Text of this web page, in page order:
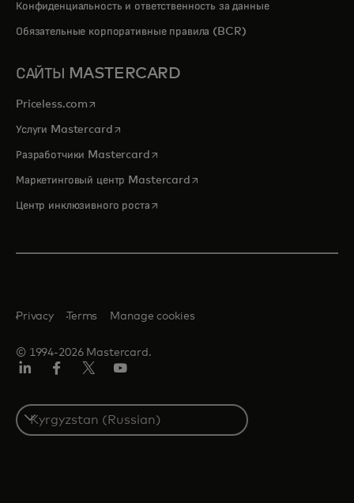
Конфиденциальность и ответственность за данные
Обязательные корпоративные правила (BCR)
САЙТЫ MASTERCARD
Priceless.com opens in a new tab
Услуги Mastercardopens in a new tab
Разработчики Mastercardopens in a new tab
Маркетинговый центр Mastercardopens in a new tab
Центр инклюзивного ростаopens in a new tab
© 1994-2026 Mastercard.
Privacy Terms Manage cookies
Select
a
country